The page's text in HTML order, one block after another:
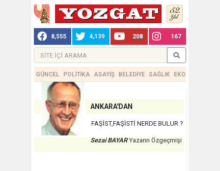
8,555 4,139 208 167
GÜNCEL POLİTİKA ASAYİŞ BELEDİYE SAĞLIK EKONOMİ
ANKARA'DAN
FAŞİST,FAŞİSTİ NERDE BULUR ?
Sezai BAYAR Yazarın Özgeçmişi